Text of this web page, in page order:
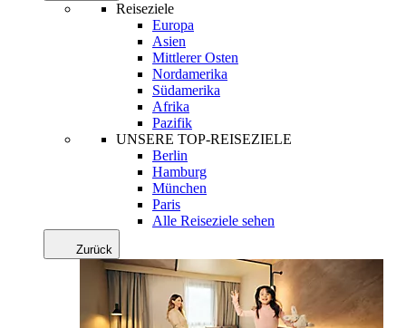
Reiseziele
Europa
Asien
Mittlerer Osten
Nordamerika
Südamerika
Afrika
Pazifik
UNSERE TOP-REISEZIELE
Berlin
Hamburg
München
Paris
Alle Reiseziele sehen
Zurück